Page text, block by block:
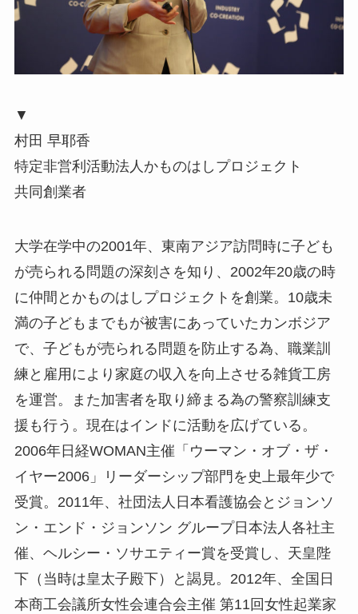
▼
村田 早耶香
特定非営利活動法人かものはしプロジェクト
共同創業者
大学在学中の2001年、東南アジア訪問時に子ども
が売られる問題の深刻さを知り、2002年20歳の時
に仲間とかものはしプロジェクトを創業。10歳未
満の子どもまでもが被害にあっていたカンボジア
で、子どもが売られる問題を防止する為、職業訓
練と雇用により家庭の収入を向上させる雑貨工房
を運営。また加害者を取り締まる為の警察訓練支
援も行う。現在はインドに活動を広げている。
2006年日経WOMAN主催「ウーマン・オブ・ザ・
イヤー2006」リーダーシップ部門を史上最年少で
受賞。2011年、社団法人日本看護協会とジョンソ
ン・エンド・ジョンソン グループ日本法人各社主
催、ヘルシー・ソサエティー賞を受賞し、天皇陛
下（当時は皇太子殿下）と謁見。2012年、全国日
本商工会議所女性会連合会主催 第11回女性起業家